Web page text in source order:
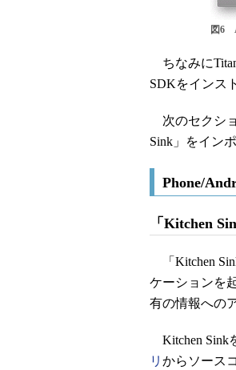
図6
ちなみに
SDKをインス
次のセクシ
Sink」をイン
Phone/
「Kitchen
「Kitchen
ケーションを
有の情報への
Kitchen Sink
リ からソース